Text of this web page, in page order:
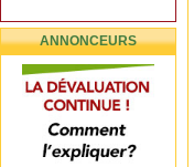
ANNONCEURS